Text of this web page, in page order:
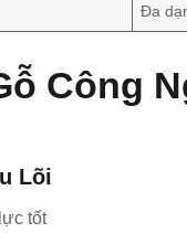
Đa
Công
Lõi
tốt